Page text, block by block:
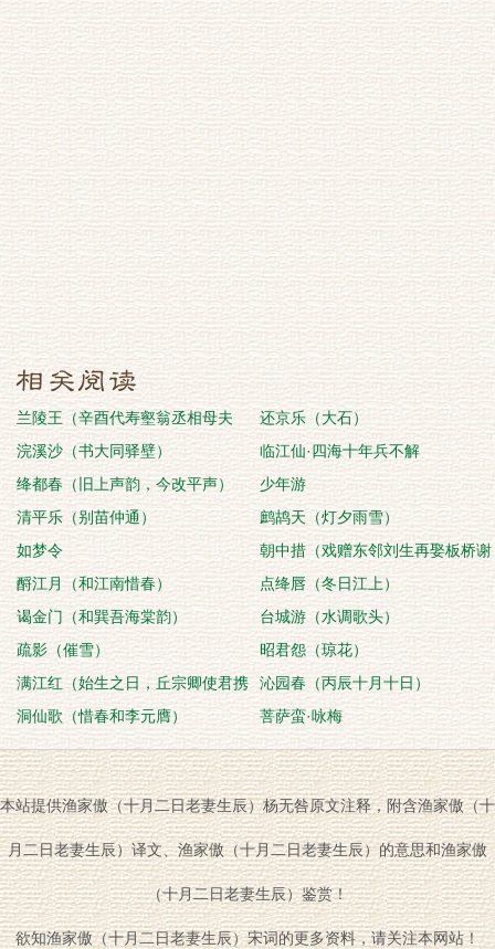
兰陵王（辛酉代寿壑翁丞相母夫
人）
还京乐（大石）
浣溪沙（书大同驿壁）
临江仙·四海十年兵不解
绛都春（旧上声韵，今改平声）
少年游
清平乐（别苗仲通）
鹧鸪天（灯夕雨雪）
如梦令
朝中措（戏赠东邻刘生再娶板桥谢
女）
酹江月（和江南惜春）
点绛唇（冬日江上）
谒金门（和巽吾海棠韵）
台城游（水调歌头）
疏影（催雪）
昭君怨（琼花）
满江红（始生之日，丘宗卿使君携
具来为寿，坐中赋
沁园春（丙辰十月十日）
洞仙歌（惜春和李元膺）
菩萨蛮·咏梅
本站提供渔家傲（十月二日老妻生辰）杨无咎原文注释，附含渔家傲（十
月二日老妻生辰）译文、渔家傲（十月二日老妻生辰）的意思和渔家傲
（十月二日老妻生辰）鉴赏！
欲知渔家傲（十月二日老妻生辰）宋词的更多资料，请关注本网站！